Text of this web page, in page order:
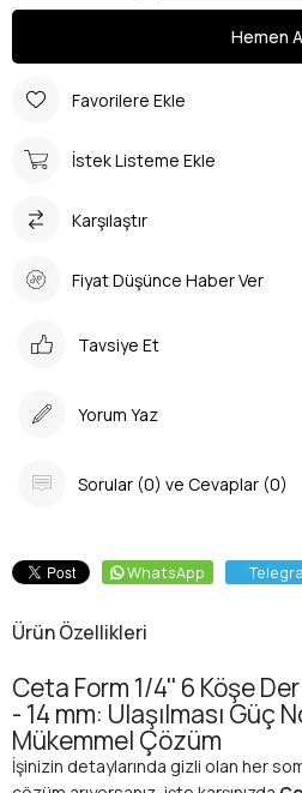
Favorilere Ekle
İstek Listeme Ekle
Karşılaştır
Fiyat Düşünce Haber Ver
Tavsiye Et
Yorum Yaz
Sorular (0) ve Cevaplar (0)
WhatsApp
Ürün Özellikleri
Ceta Form 1/4'' 6 Köşe
- 14 mm: Ulaşılması Güç
Mükemmel Çözüm
İşinizin detaylarında gizli olan her